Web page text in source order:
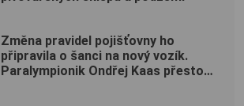
Změna pravidel pojišťovny ho
připravila o šanci na nový vozík.
Paralympionik Ondřej Kaas přesto